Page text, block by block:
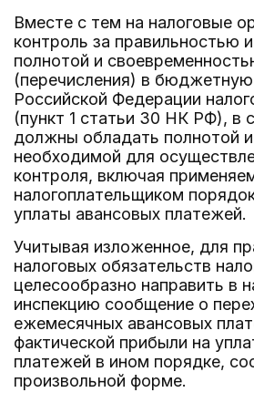
Вместе с тем на налоговые
контроль за правильностью
полнотой и
(перечисления) в
Российской Федерации
(пункт 1 статьи 30 НК РФ), в
должны обладать полнотой
необходимой для
контроля, включая
налогоплательщиком
уплаты авансовых платежей.
Учитывая изложенное, для
налоговых обязательств
целесообразно направить в
инспекцию сообщение о
ежемесячных авансовых
фактической прибыли на
платежей в ином порядке,
произвольной форме.